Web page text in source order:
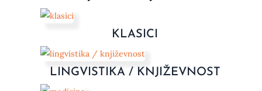
KLASICI
LINGVISTIKA / KNJIŽEVNOST